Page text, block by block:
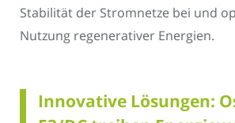
Stabilität der Stromnetze bei und
Nutzung regenerativer Energien.
Innovative Lösungen: